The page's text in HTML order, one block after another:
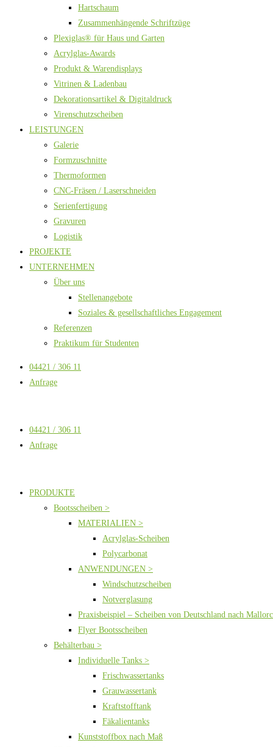
Hartschaum
Zusammenhängende Schriftzüge
Plexiglas® für Haus und Garten
Acrylglas-Awards
Produkt & Warendisplays
Vitrinen & Ladenbau
Dekorationsartikel & Digitaldruck
Virenschutzscheiben
LEISTUNGEN
Galerie
Formzuschnitte
Thermoformen
CNC-Fräsen / Laserschneiden
Serienfertigung
Gravuren
Logistik
PROJEKTE
UNTERNEHMEN
Über uns
Stellenangebote
Soziales & gesellschaftliches Engagement
Referenzen
Praktikum für Studenten
04421 / 306 11
Anfrage
04421 / 306 11
Anfrage
PRODUKTE
Bootsscheiben >
MATERIALIEN >
Acrylglas-Scheiben
Polycarbonat
ANWENDUNGEN >
Windschutzscheiben
Notverglasung
Praxisbeispiel – Scheiben von Deutschland nach
Flyer Bootsscheiben
Behälterbau >
Individuelle Tanks >
Frischwassertanks
Grauwassertank
Kraftstofftank
Fäkalientanks
Kunststoffbox nach Maß